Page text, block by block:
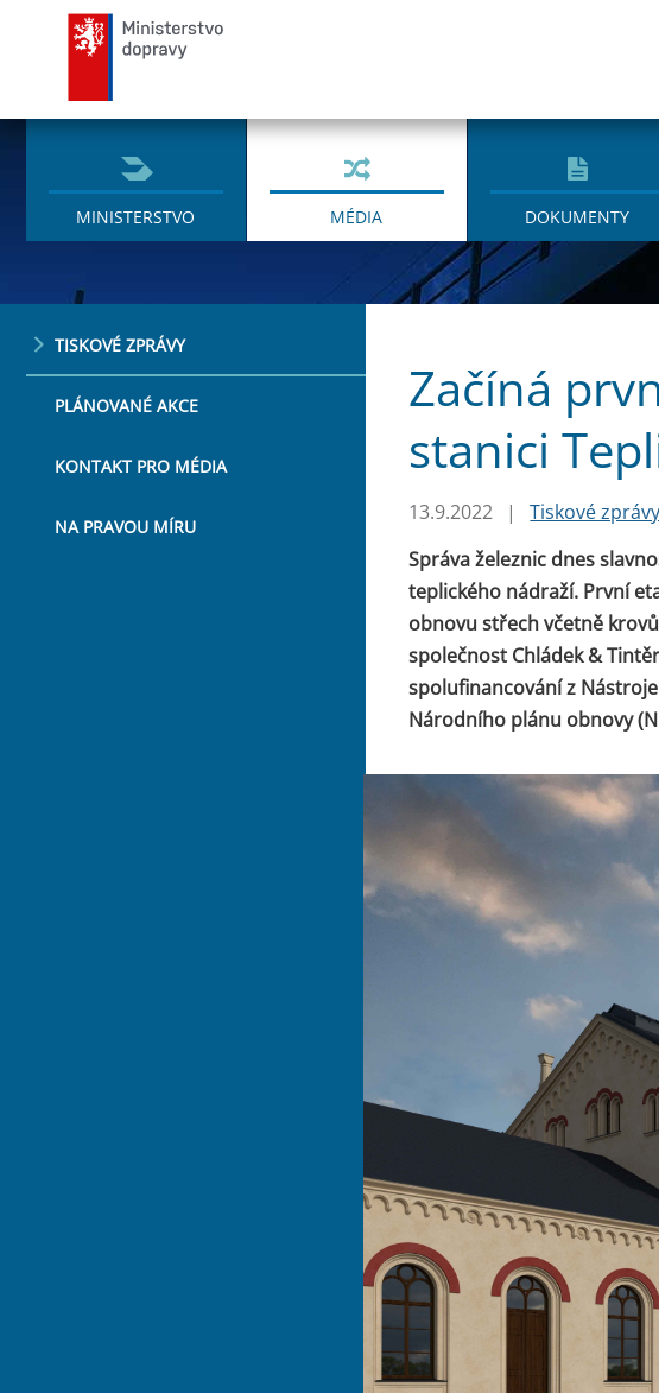
MINISTERSTVO MÉDIA DOKUMENTY
TISKOVÉ ZPRÁVY
PLÁNOVANÉ AKCE
KONTAKT PRO MÉDIA
NA PRAVOU MÍRU
Začíná
stanici
13.9.2022 |
Tiskové zprávy
Správa železnic dnes
teplického nádraží. První
obnovu střech včetně
společnost Chládek &
spolufinancování z
Národního plánu obnovy